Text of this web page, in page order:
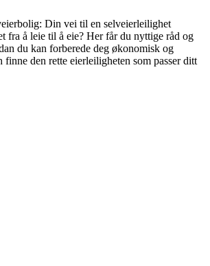
Din vei til en selveierleilighet
fra å leie til å eie? Her får du nyttige råd og
du kan forberede deg økonomisk og
den rette eierleiligheten som passer ditt